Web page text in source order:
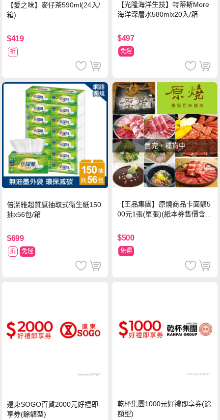
【愛之味】麥仔茶590ml(24入/
箱)
$419
折
【光隆海洋生技】特蒂斯More
海洋深層水580mlx20入/箱
$497
免運
倍潔雅超質感抽取式衛生紙150
抽x56包/箱
$699
折 免運
售完，補貨中
【王品集團】原燒商品卡面額5
00元1張(單張)(紙本券售價含平
$500
免運
遠東SOGO百貨2000元好禮即
享券(餘額型)
乾杯集團1000元好禮即享券(餘
額型)